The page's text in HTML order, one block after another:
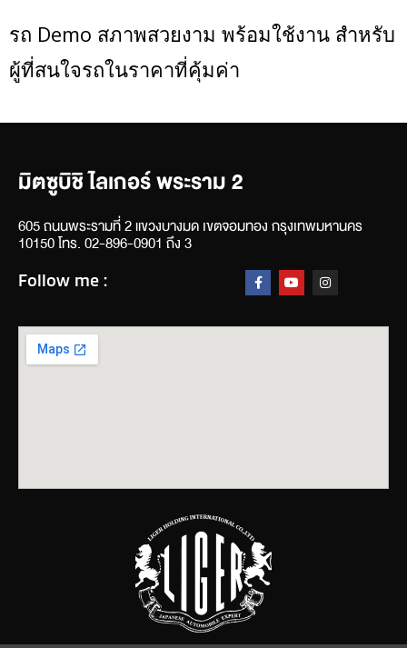
รถ Demo สภาพสวยงาม พร้อมใช้งาน สำหรับ
ผู้ที่สนใจรถในราคาที่คุ้มค่า
มิตซูบิชิ ไลเกอร์ พระราม 2
605 ถนนพระรามที่ 2 แขวงบางมด เขตจอมทอง กรุงเทพมหานคร
10150 โทร. 02-896-0901 ถึง 3
Follow me :